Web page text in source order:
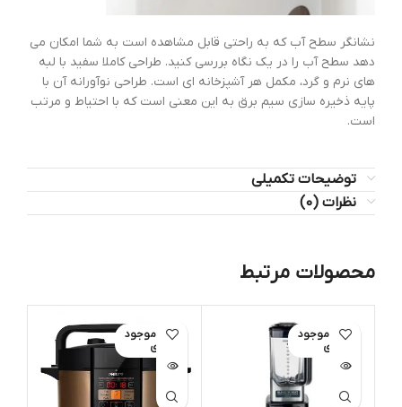
نشانگر سطح آب که به راحتی قابل مشاهده است به شما امکان می
دهد سطح آب را در یک نگاه بررسی کنید. طراحی کاملا سفید با لبه
های نرم و گرد، مکمل هر آشپزخانه ای است. طراحی نوآورانه آن با
پایه ذخیره سازی سیم برق به این معنی است که با احتیاط و مرتب
است.
توضیحات تکمیلی
نظرات (0)
محصولات مرتبط
اتمام موجود
ی
اتمام موجود
ی